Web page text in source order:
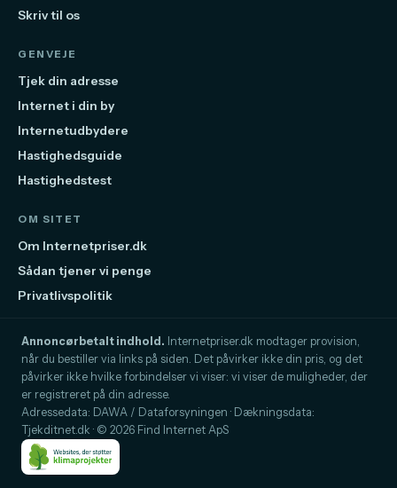
Skriv til os
GENVEJE
Tjek din adresse
Internet i din by
Internetudbydere
Hastighedsguide
Hastighedstest
OM SITET
Om Internetpriser.dk
Sådan tjener vi penge
Privatlivspolitik
Annoncørbetalt indhold. Internetpriser.dk modtager provision,
når du bestiller via links på siden. Det påvirker ikke din pris, og det
påvirker ikke hvilke forbindelser vi viser: vi viser de muligheder, der
er registreret på din adresse.
Adressedata: DAWA / Dataforsyningen · Dækningsdata:
Tjekditnet.dk · © 2026 Find Internet ApS